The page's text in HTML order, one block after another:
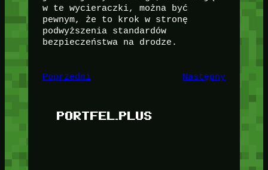
w te wycieraczki, można być
pewnym, że to krok w stronę
podwyższenia standardów
bezpieczeństwa na drodze.
Poprzedni Następny
PORTFEL.PLUS